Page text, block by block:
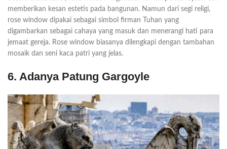
memberikan kesan estetis pada bangunan. Namun dari segi religi,
rose window dipakai sebagai simbol firman Tuhan yang
digambarkan sebagai cahaya yang masuk dan menerangi hati para
jemaat gereja. Rose window biasanya dilengkapi dengan tambahan
mosaik dan seni kaca patri yang jelas.
6. Adanya Patung Gargoyle